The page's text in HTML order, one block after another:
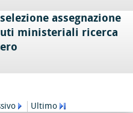
assegnazione
ministeriali ricerca
Ultimo